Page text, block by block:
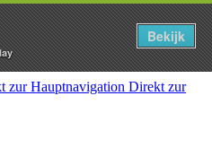
zur Hauptnavigation Direkt zur
Bekijk